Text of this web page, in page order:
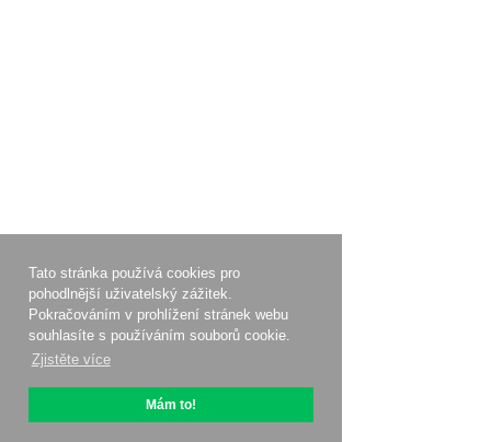
Tato stránka používá cookies pro
pohodlnější uživatelský zážitek.
Pokračováním v prohlížení stránek webu
souhlasíte s používáním souborů cookie.
Zjistěte více
Mám to!